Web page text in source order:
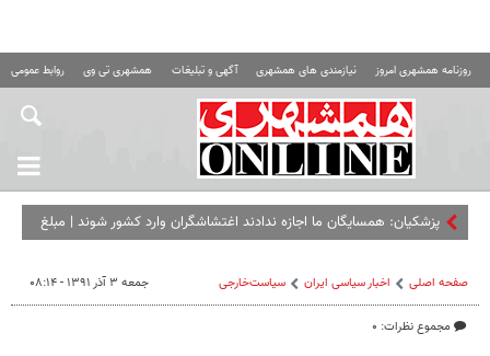
روزنامه همشهری امروز نیازمندی های همشهری آگهی و تبلیغات همشهری تی وی روابط عمومی
پزشکیان: همسایگان ما اجازه ندادند اغتشاشگران وارد کشور شوند | مبلغ
صفحه اصلی اخبار سیاسی ایران سیاست‌خارجی
مجموع نظرات: ۰
جمعه ۳ آذر ۱۳۹۱ - ۰۸:۱۴